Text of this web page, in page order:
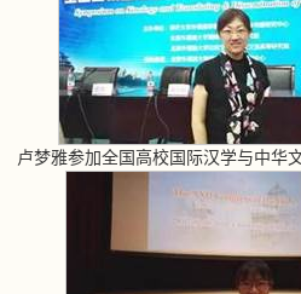
卢梦雅参加全国高校国际汉学与中华